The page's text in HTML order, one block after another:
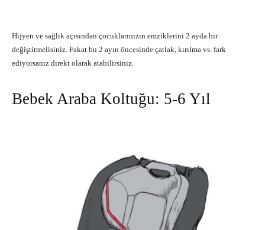
Hijyen ve sağlık açısından çocuklarınızın emziklerini 2 ayda bir
değiştirmelisiniz. Fakat bu 2 ayın öncesinde çatlak, kırılma vs. fark
ediyorsanız direkt olarak atabilirsiniz.
Bebek Araba Koltuğu: 5-6 Yıl